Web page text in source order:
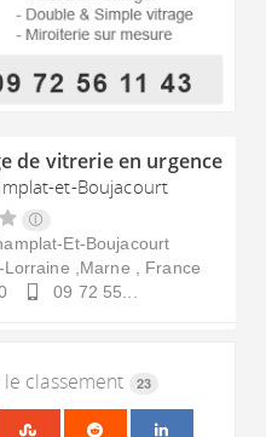
de vitrerie en urgence
et-Boujacourt
Et-Boujacourt
,Marne , France
09 72 55...
le classement 23